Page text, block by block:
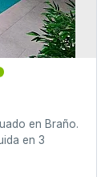
en Braño.
en 3